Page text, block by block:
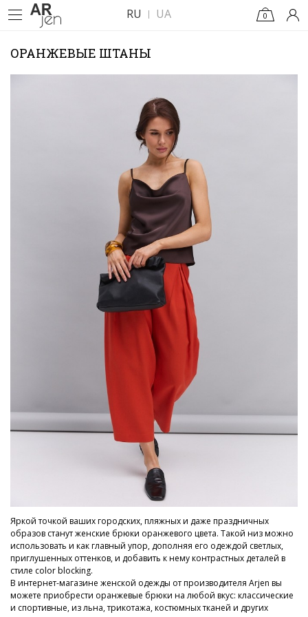
RU UA 0
ОРАНЖЕВЫЕ ШТАНЫ
Яркой точкой ваших городских, пляжных и даже праздничных
образов станут женские брюки оранжевого цвета. Такой низ можно
использовать и как главный упор, дополняя его одеждой светлых,
приглушенных оттенков, и добавить к нему контрастных деталей в
стиле color blocking.
В интернет-магазине женской одежды от производителя Arjen вы
можете приобрести оранжевые брюки на любой вкус: классические
и спортивные, из льна, трикотажа, костюмных тканей и других